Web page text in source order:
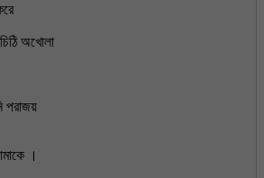
অখোলা
পরাজয়
।